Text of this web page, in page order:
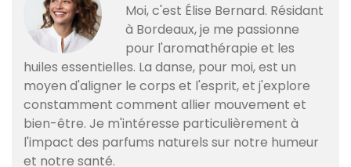
Moi, c'est Élise Bernard. Résidant
à Bordeaux, je me passionne
pour l'aromathérapie et les
huiles essentielles. La danse, pour moi, est un
moyen d'aligner le corps et l'esprit, et j'explore
constamment comment allier mouvement et
bien-être. Je m'intéresse particulièrement à
l'impact des parfums naturels sur notre humeur
et notre santé.